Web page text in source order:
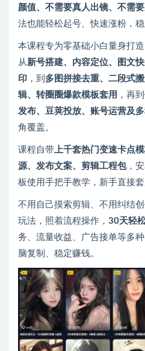
颜值、不需要真人出镜、不需
法也能轻松起号、快速涨粉，稳
本课程专为零基础小白量身打
从 新号搭建、内容定位、图文
印 ，到 多图拼接去重、二段式
辑、转圈圈爆款模板套用 ，再到
发布、豆荚投放、账号运营及
角覆盖。
课程自带 上千套热门变速卡点
源、发布文案、剪辑工程包，
板使用手把手教学，新手直接套
不用自己摸索剪辑、不用纠结
玩法，照着流程操作， 30天轻
务、流量收益、广告接单等多
脑复制、稳定赚钱。